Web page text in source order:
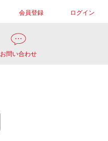
会員登録 ログイン
お問い合わせ